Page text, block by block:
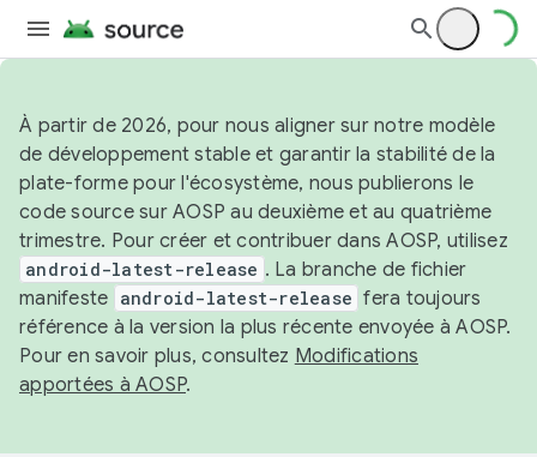
À partir de 2026, pour nous aligner sur notre modèle
de développement stable et garantir la stabilité de la
plate-forme pour l'écosystème, nous publierons le
code source sur AOSP au deuxième et au quatrième
trimestre. Pour créer et contribuer dans AOSP, utilisez
android-latest-release . La branche de fichier
manifeste android-latest-release fera toujours
référence à la version la plus récente envoyée à AOSP.
Pour en savoir plus, consultez Modifications
apportées à AOSP.